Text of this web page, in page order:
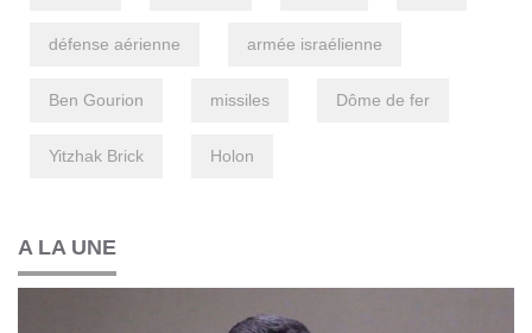
défense aérienne armée israélienne
Ben Gourion missiles Dôme de fer
Yitzhak Brick Holon
A LA UNE